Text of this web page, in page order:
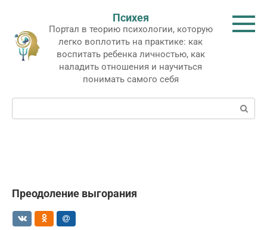
контенту
Психея
Портал в теорию психологии, которую
легко воплотить на практике: как
воспитать ребенка личностью, как
наладить отношения и научиться
понимать самого себя
Поиск:
Преодоление выгорания